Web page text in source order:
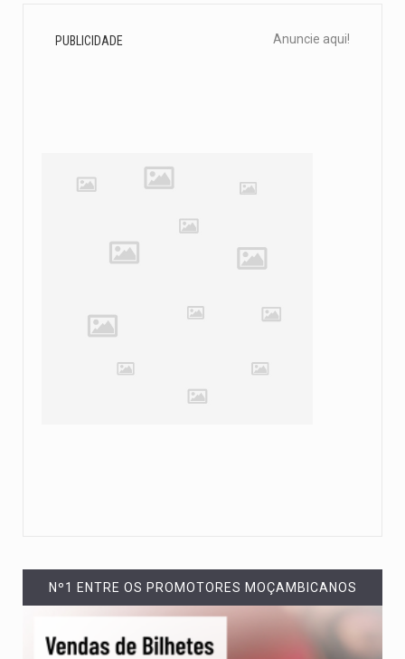
PUBLICIDADE Anuncie aqui!
Nº1 ENTRE OS PROMOTORES MOÇAMBICANOS